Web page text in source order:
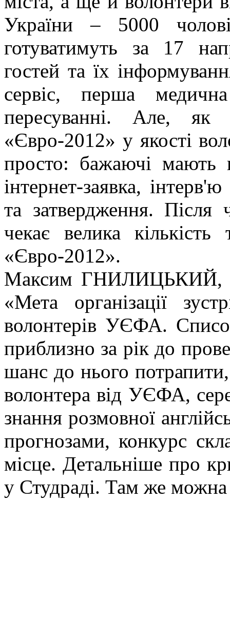
України – 5000
готуватимуть за 17
гостей та їх
сервіс, перша
пересуванні. Але, як
«Євро-2012» у якості
просто: бажаючі мають
інтернет-заявка,
та затвердження. Після
чекає велика
«Євро-2012».
Максим ГНИЛИЦЬКИЙ,
«Мета організації
волонтерів УЄФА.
приблизно за рік до
шанс до нього
волонтера від УЄФА,
знання розмовної
прогнозами, конкурс
місце. Детальніше про
у Студраді. Там же можна